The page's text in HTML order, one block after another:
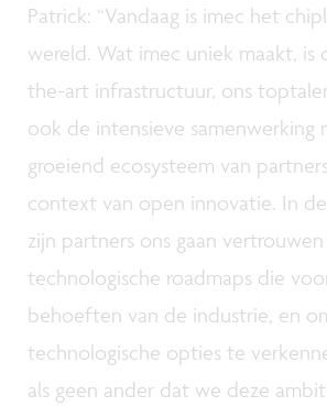
Patrick: “Vandaag is imec het
wereld. Wat imec uniek maakt,
the-art infrastructuur, ons
ook de intensieve samenwerking
groeiend ecosysteem van
context van open innovatie. In
zijn partners ons gaan
technologische roadmaps die
behoeften van de industrie, en
technologische opties te
als geen ander dat we deze